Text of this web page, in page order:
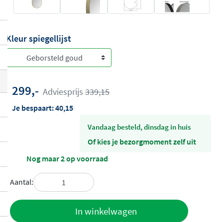
Kleur spiegellijst
299,- Adviesprijs 339,15
Je bespaart:40,15
vandaag besteld, dinsdag in huis
Of kies je bezorgmoment zelf uit
Nog maar 2 op voorraad
Aantal:
In winkelwagen